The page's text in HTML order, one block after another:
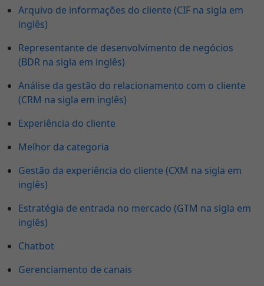
Arquivo de informações do cliente (CIF na sigla em
inglês)
Representante de desenvolvimento de negócios
(BDR na sigla em inglês)
Análise da gestão do relacionamento com o cliente
(CRM na sigla em inglês)
Experiência do cliente
Melhor da categoria
Gestão da experiência do cliente (CXM na sigla em
inglês)
Estratégia de entrada no mercado (GTM na sigla em
inglês)
Chatbot
Gerenciamento de canais